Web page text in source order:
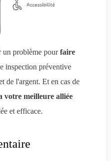
un problème pourfaire
inspection préventive
de l'argent. Et en cas de
votre meilleure alliée
et efficace.